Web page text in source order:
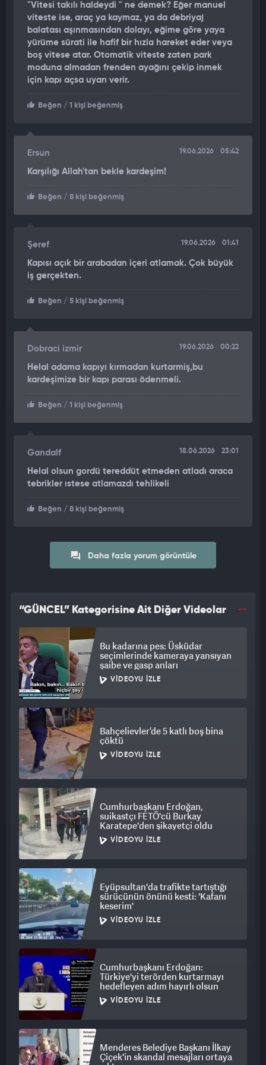
açıktı. Müdahale etmek için ilk başta biraz tereddüt ettim.
Daha sonra kendi canımı riske atarak aracı durdurmayı
başardım. Kamyonetin el çekili durumda değildi. Vitesi de takılı
haldeydi. Büyük ihtimalle o nedenden dolayı kontrolden çıktı.
Büyük bir faciayı önledik. Aracın sahiplerini o sırada olay
yerinde göremedim. Teşekkür etmelerini bekliyorum. Kendimi
Belki de onların hayatını kurtardım. Çevredekiler yanıma geldi.
ilan edildim. Çok mutluyum.
"Vitesi takılı haldeydi " ne demek? Eğer manuel
viteste ise, araç ya kaymaz, ya da debriyaj
balatası aşınmasından dolayı, eğime gõre yaya
yürüme sürati ile hafif bir hızla hareket eder veya
boş vitese atar. Otomatik viteste zaten park
moduna almadan frenden ayağını çekip inmek
için kapı açsa uyarı verir.
Beğen / 1 kişi beğenmiş
Ersun 19.06.2026 05:42
Karşılığı Allah'tan bekle kardeşim!
Beğen / 8 kişi beğenmiş
Şeref 19.06.2026 01:41
Kapısı açık bir arabadan içeri atlamak. Çok büyük
iş gerçekten.
Beğen / 5 kişi beğenmiş
Dobraci izmir 19.06.2026 00:22
Helal adama kapıyı kırmadan kurtarmiş,bu
kardeşimize bir kapı parası ödenmeli.
Beğen / 1 kişi beğenmiş
Gandalf 18.06.2026 23:01
Helal olsun gordü tereddüt etmeden atladı araca
tebrikler ıstese atlamazdı tehlikeli
Beğen / 8 kişi beğenmiş
Daha fazla yorum görüntüle
“GÜNCEL” Kategorisine Ait Diğer Videolar
Bu kadarına pes: Üsküdar
seçimlerinde kameraya yansıyan
şaibe ve gasp anları
VIDEOYU İZLE
Bahçelievler’de 5 katlı boş bina
çöktü
VIDEOYU İZLE
Cumhurbaşkanı Erdoğan,
suikastçı FETÖ'cü Burkay
Karatepe'den şikayetçi oldu
VIDEOYU İZLE
Eyüpsultan'da trafikte tartıştığı
sürücünün önünü kesti: 'Kafanı
keserim'
VIDEOYU İZLE
Cumhurbaşkanı Erdoğan:
Türkiye'yi terörden kurtarmayı
hedefleyen adım hayırlı olsun
VIDEOYU İZLE
Menderes Belediye Başkanı İlkay
Çiçek'in skandal mesajları ortaya